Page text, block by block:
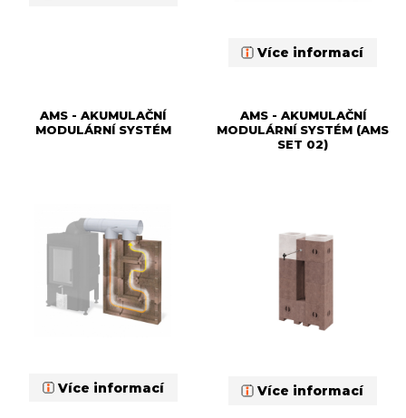
Více informací
AMS - AKUMULAČNÍ
MODULÁRNÍ SYSTÉM
Více informací
AMS - AKUMULAČNÍ
MODULÁRNÍ SYSTÉM (AMS
SET 02)
Více informací